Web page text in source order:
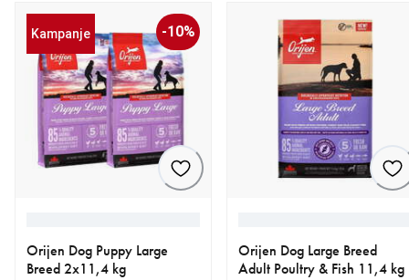
Kampanje -10%
Orijen Dog Puppy Large
Breed 2x11,4 kg
Orijen Dog Large Breed
Adult Poultry & Fish 11,4 kg